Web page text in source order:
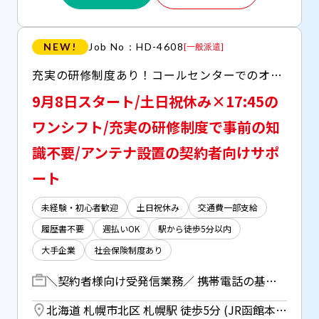
NEW! Job No：HD-4608[一般派遣]
充実の研修制度あり！コールセンターでのオシゴト 〇日払い(JOBPAYサービス)対応 〇土日祝休み 〇休憩室完備 〇インセンティブ制度あり
9月8日スタート/土日祝休み×17:45の
ワンシフト/充実の研修制度で事前の知
識不要/アンテナ設置の契約者向けサポ
ート
未経験・初心者歓迎 土日祝休み
交通費一部支給
履歴書不要
週払いOK
駅から徒歩5分以内
大手企業
社会保険制度あり
＼契約者様向け受発信業務／ 携帯電話の基地局を設置している契約者向けのお問合せ対応をお任せします！ ▼受信 ・契約内容に関するお問合せ対応 ・不具合に関するお問合わせ対応 ・取次ぎ対応 ▼発信 ・氏名変更や住所移転等の書類不備チェック ・書類返送無し、振込不能等の状況確認 【研修期間】 ＜導入研修＞ 日程：9/8 時間：10:00～17:00 ＜座学・OJT＞ 期間：9/9～9/30 時間：09:00～17:45 ＜座学・OJT＞ 期間：10/2～ 時間：08:45～17:45 ※10/お休み
北海道 札幌市北区 札幌駅 徒歩5分 (JR函館本線) ／ さっぽろ駅 徒歩5分 (札幌市営南北線) ／ 北１２条駅 徒歩5分 (札幌市営南北線)